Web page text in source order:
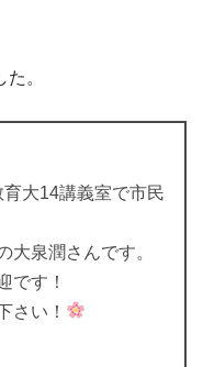
。
大14講義室で市民
大泉潤さんです。
です！
さい！